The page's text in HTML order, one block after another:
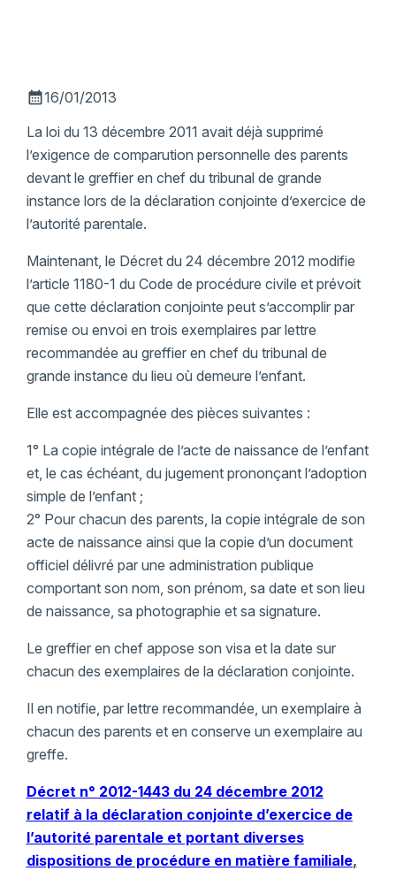
calendar_month16/01/2013
La loi du 13 décembre 2011 avait déjà supprimé
l’exigence de comparution personnelle des parents
devant le greffier en chef du tribunal de grande
instance lors de la déclaration conjointe d’exercice de
l’autorité parentale.
Maintenant, le Décret du 24 décembre 2012 modifie
l’article 1180-1 du Code de procédure civile et prévoit
que cette déclaration conjointe peut s’accomplir par
remise ou envoi en trois exemplaires par lettre
recommandée au greffier en chef du tribunal de
grande instance du lieu où demeure l’enfant.
Elle est accompagnée des pièces suivantes :
1° La copie intégrale de l’acte de naissance de l’enfant
et, le cas échéant, du jugement prononçant l’adoption
simple de l’enfant ;
2° Pour chacun des parents, la copie intégrale de son
acte de naissance ainsi que la copie d’un document
officiel délivré par une administration publique
comportant son nom, son prénom, sa date et son lieu
de naissance, sa photographie et sa signature.
Le greffier en chef appose son visa et la date sur
chacun des exemplaires de la déclaration conjointe.
Il en notifie, par lettre recommandée, un exemplaire à
chacun des parents et en conserve un exemplaire au
greffe.
Décret n° 2012-1443 du 24 décembre 2012
relatif à la déclaration conjointe d’exercice de
l’autorité parentale et portant diverses
dispositions de procédure en matière familiale,